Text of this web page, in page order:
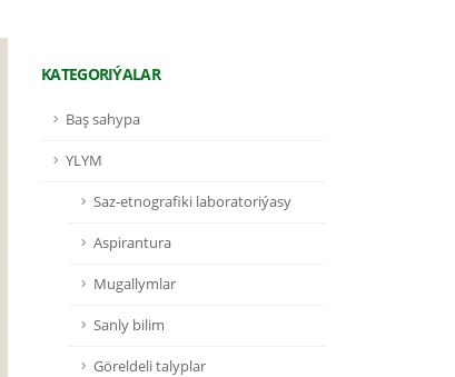
KATEGORIÝALAR
Baş sahypa
YLYM
Saz-etnografiki laboratoriýasy
Aspirantura
Mugallymlar
Sanly bilim
Göreldeli talyplar